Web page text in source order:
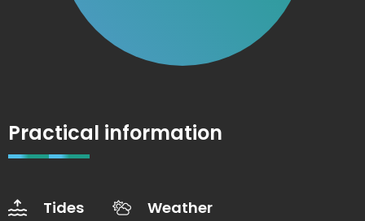
Practical information
Tides
Weather